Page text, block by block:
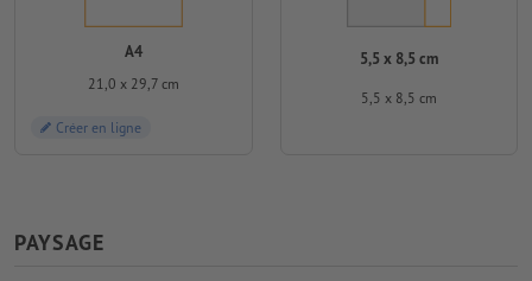
A4
21,0 x 29,7 cm
Créer en ligne
5,5 x 8,5 cm
5,5 x 8,5 cm
PAYSAGE